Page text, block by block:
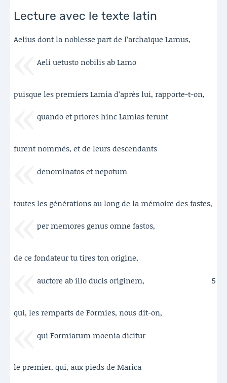
Lecture avec le texte latin
Aelius dont la noblesse part de l’archaïque Lamus,
Aeli uetusto nobilis ab Lamo
puisque les premiers Lamia d’après lui, rapporte-t-on,
quando et priores hinc Lamias ferunt
furent nommés, et de leurs descendants
denominatos et nepotum
toutes les générations au long de la mémoire des fastes,
per memores genus omne fastos,
de ce fondateur tu tires ton origine,
auctore ab illo ducis originem, 5
qui, les remparts de Formies, nous dit-on,
qui Formiarum moenia dicitur
le premier, qui, aux pieds de Marica